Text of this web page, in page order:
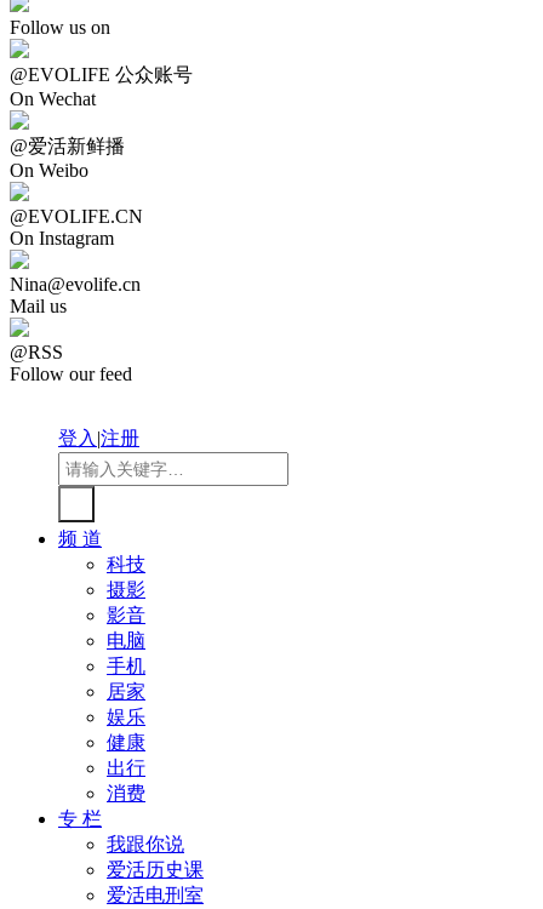
Follow us on
@EVOLIFE 公众账号
On Wechat
@爱活新鲜播
On Weibo
@EVOLIFE.CN
On Instagram
Nina@evolife.cn
Mail us
@RSS
Follow our feed
登入|注册
频 道
科技
摄影
影音
电脑
手机
居家
娱乐
健康
出行
消费
专 栏
我跟你说
爱活历史课
爱活电刑室